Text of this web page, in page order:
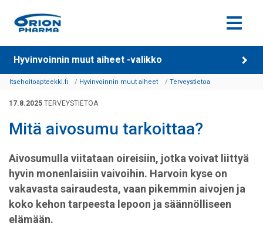
Siirry sisältöön
Hyvinvoinnin muut aiheet -valikko
Itsehoitoapteekki.fi Hyvinvoinnin muut aiheet Terveystietoa
17.8.2025 TERVEYSTIETOA
Mitä aivosumu tarkoittaa?
Aivosumu lla viitataan oireisiin, jotka voivat liittyä
hyvin monenlaisiin vaivoihin. Harvoin kyse on
vakavasta sairaudesta, vaan pikemmin aivojen ja
koko kehon tarpeesta lepoon ja säännölliseen
elämään.